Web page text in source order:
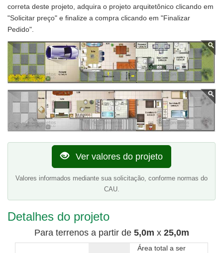
correta deste projeto, adquira o projeto arquitetônico clicando em
"Solicitar preço" e finalize a compra clicando em "Finalizar
Pedido".
Ver valores do projeto
Valores informados mediante sua solicitação, conforme normas do
CAU.
Detalhes do projeto
Para terrenos a partir de 5,0m x 25,0m
Área total a ser